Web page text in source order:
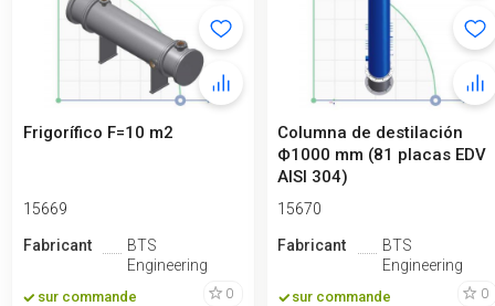
Frigorífico F=10 m2
15669
Fabricant
BTS
Engineering
sur commande 0
Columna de destilación
Ф1000 mm (81 placas EDV
AISI 304)
15670
Fabricant
BTS
Engineering
sur commande 0